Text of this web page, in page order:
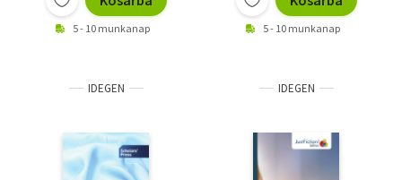
5 - 10 munkanap 5 - 10 munkanap
IDEGEN IDEGEN